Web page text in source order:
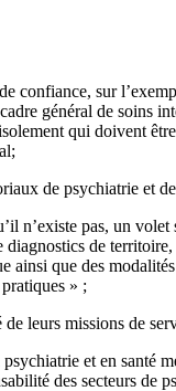
confiance, sur
général de soins
qui doivent
de psychiatrie et
n’existe pas, un volet
diagnostics de territoire,
que des
» ;
leurs missions de
et en santé
des secteurs